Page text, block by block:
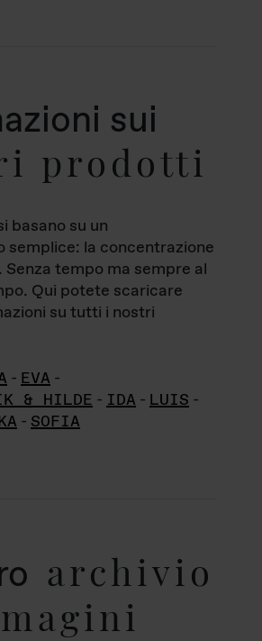
sui
prodotti
basano su un
semplice: la concentrazione
Senza tempo ma sempre al
Qui potete scaricare
su tutti i nostri
- EVA -
& HILDE - IDA - LUIS -
- SOFIA
archivio